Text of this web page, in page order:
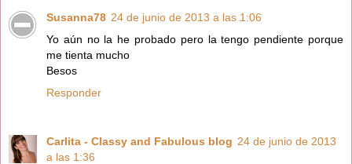
Susanna78 24 de junio de 2013 a las 1:06
Yo aún no la he probado pero la tengo pendiente porque
me tienta mucho
Besos
Responder
Carlita - Classy and Fabulous blog 24 de junio de 2013
a las 1:36